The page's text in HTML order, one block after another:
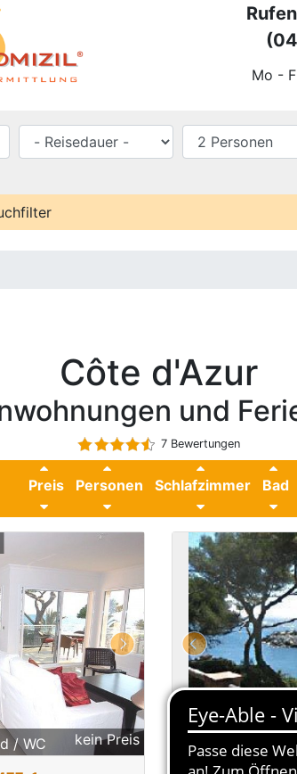
Mo -
Côte d'Azur
und
7 Bewertungen
Preis Personen Schlafzimmer Bad
/ WC kein Preis 8 P 4 SZ